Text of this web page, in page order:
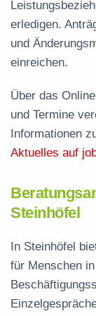
erledigen.
und
einreichen.
Über das
und Termine
Informationen
Aktuelles auf
Steinhöfel
In Steinhöfel
für Menschen